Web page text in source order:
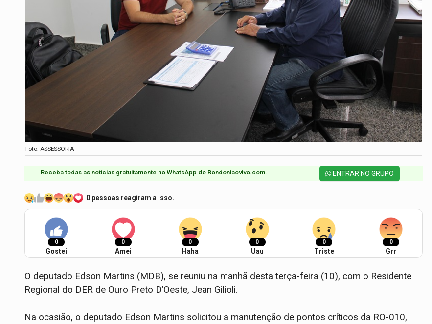
Foto: ASSESSORIA
Receba todas as notícias gratuitamente no WhatsApp do Rondoniaovivo.com.​ ENTRAR NO GRUPO
0 pessoas reagiram a isso.
0
Gostei
0
Amei
0
Haha
0
Uau
0
Triste
0
Grr
O deputado Edson Martins (MDB), se reuniu na manhã desta terça-feira (10), com o Residente
Regional do DER de Ouro Preto D’Oeste, Jean Gilioli.
Na ocasião, o deputado Edson Martins solicitou a manutenção de pontos críticos da RO-010,